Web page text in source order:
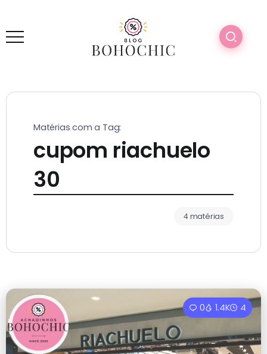
Matérias com a Tag:
cupom riachuelo
30
4 matérias
0 1.4K 4